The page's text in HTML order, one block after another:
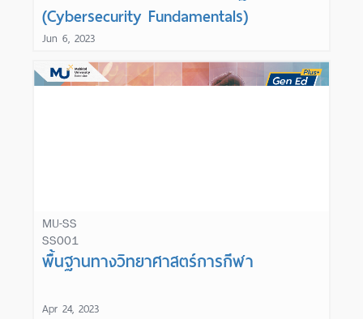
(Cybersecurity Fundamentals)
Jun 6, 2023
MU-SS
SS001
พื้นฐานทางวิทยาศาสตร์การกีฬา
Apr 24, 2023
Learn More